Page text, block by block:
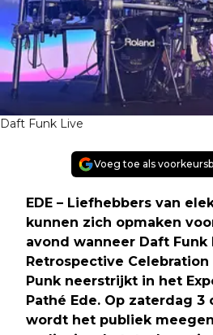
Daft Funk Live
Voeg toe als
EDE – Liefhebbers van
kunnen zich opmaken
avond wanneer Daft Funk
Retrospective
Punk neerstrijkt in het
Pathé Ede. Op zaterdag 3
wordt het publiek